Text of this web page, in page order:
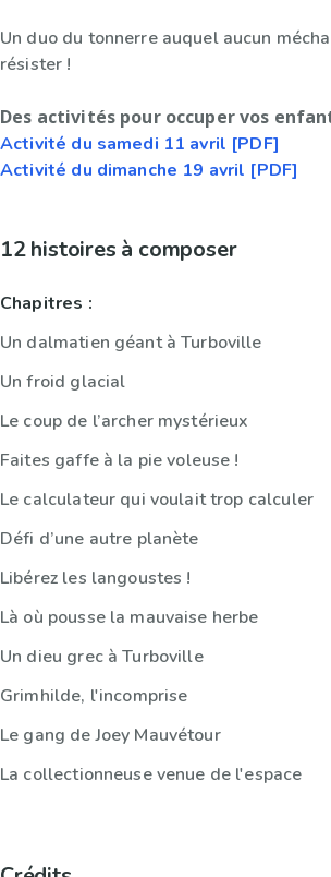
Un duo du tonnerre auquel aucun
résister !
Des activités pour occuper vos
Activité du samedi 11 avril [PDF]
Activité du dimanche 19 avril [PDF]
12 histoires à composer
Chapitres :
Un dalmatien géant à Turboville
Un froid glacial
Le coup de l’archer mystérieux
Faites gaffe à la pie voleuse !
Le calculateur qui voulait trop calculer
Défi d’une autre planète
Libérez les langoustes !
Là où pousse la mauvaise herbe
Un dieu grec à Turboville
Grimhilde, l'incomprise
Le gang de Joey Mauvétour
La collectionneuse venue de l'espace